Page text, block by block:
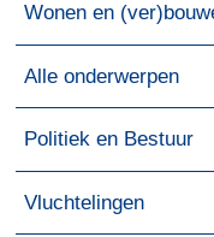
Wonen en
Alle onderwerpen
Politiek en Bestuur
Vluchtelingen